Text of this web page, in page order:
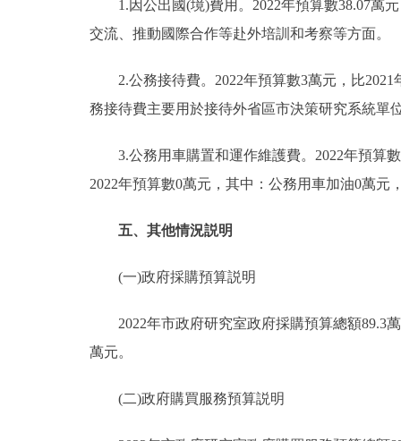
1.因公出國(境)費用。2022年預算數38.07萬元
交流、推動國際合作等赴外培訓和考察等方面。
2.公務接待費。2022年預算數3萬元，比2021
務接待費主要用於接待外省區市決策研究系統單
3.公務用車購置和運作維護費。2022年預算數
2022年預算數0萬元，其中：公務用車加油0萬
五、其他情況説明
(一)政府採購預算説明
2022年市政府研究室政府採購預算總額89.3萬
萬元。
(二)政府購買服務預算説明